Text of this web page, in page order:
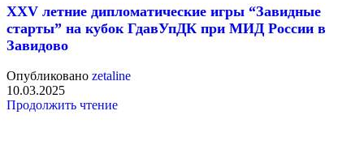
XXV летние дипломатические игры “Завидные
старты” на кубок ГдавУпДК при МИД России в
Завидово
Опубликовано zetaline
10.03.2025
Продолжить чтение